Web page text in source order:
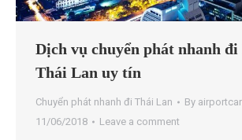
Dịch vụ chuyển phát nhanh đi
Thái Lan uy tín
Chuyển phát nhanh đi Thái Lan By
11/06/2018
Leave a comment